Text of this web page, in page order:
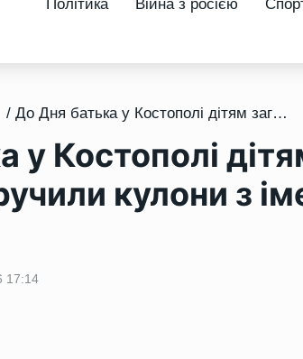
Політика Війна з росією
/ До Дня батька у Костополі дітям загиблих захисників вручили кулони з іменами їхніх батьків
у Костополі
кулони з
17:14